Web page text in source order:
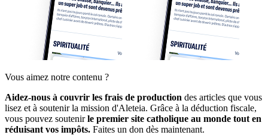
Vous aimez notre contenu ?
Aidez-nous à couvrir les frais de production des articles que vous
lisez et à soutenir la mission d'Aleteia. Grâce à la déduction fiscale,
vous pouvez soutenirle premier site catholique au monde tout en
réduisant vos impôts. Faites un don dès maintenant.